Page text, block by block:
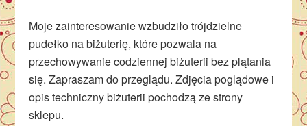
Moje zainteresowanie wzbudziło trójdzielne
pudełko na biżuterię, które pozwala na
przechowywanie codziennej biżuterii bez plątania
się. Zapraszam do przeglądu. Zdjęcia poglądowe i
opis techniczny biżuterii pochodzą ze strony
sklepu.